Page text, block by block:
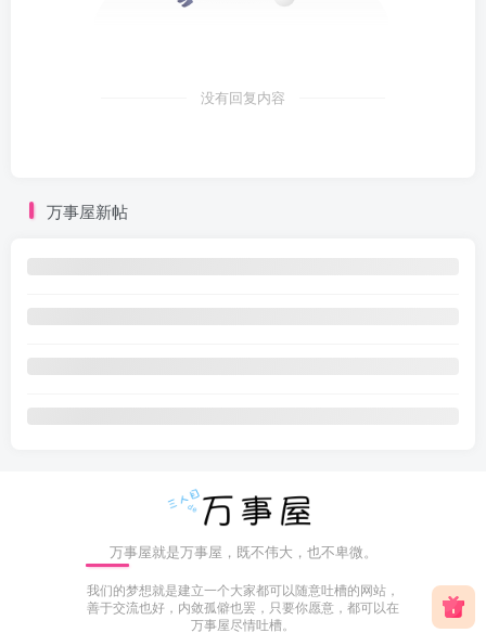
没有回复内容
万事屋新帖
万事屋就是万事屋，既不伟大，也不卑微。
我们的梦想就是建立一个大家都可以随意吐槽的网站，
善于交流也好，内敛孤僻也罢，只要你愿意，都可以在
万事屋尽情吐槽。